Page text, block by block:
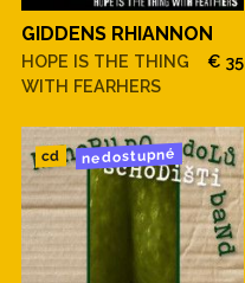
GIDDENS RHIANNON
HOPE IS THE THING
WITH FEARHERS
€ 35
cd nedostupné